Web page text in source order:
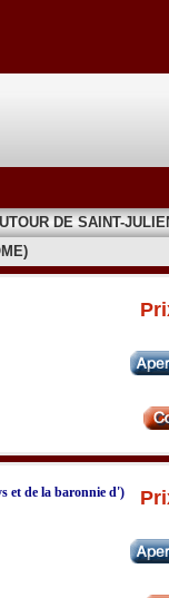
DE SAINT-
et de la baronnie d')